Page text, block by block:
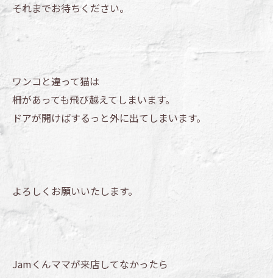
それまでお待ちください。
ワンコと違って猫は
柵があっても飛び越えてしまいます。
ドアが開けばするっと外に出てしまいます。
よろしくお願いいたします。
Jamくんママが来店してなかったら